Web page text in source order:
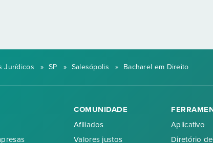
Jurídicos » SP » Salesópolis » Bacharel em Direito
COMUNIDADE
Afiliados
Valores justos
Aplicativo
Diretório